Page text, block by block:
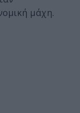
μάχη.